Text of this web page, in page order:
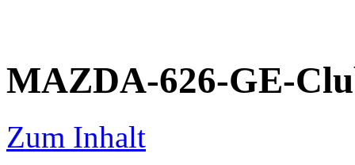
MAZDA-626-GE-
Zum Inhalt